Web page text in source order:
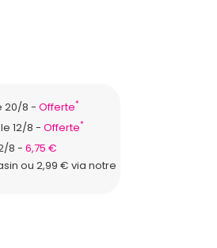
20/8 Offerte*
12/8 Offerte*
8
6,75 €
ou 2,99 € via notre